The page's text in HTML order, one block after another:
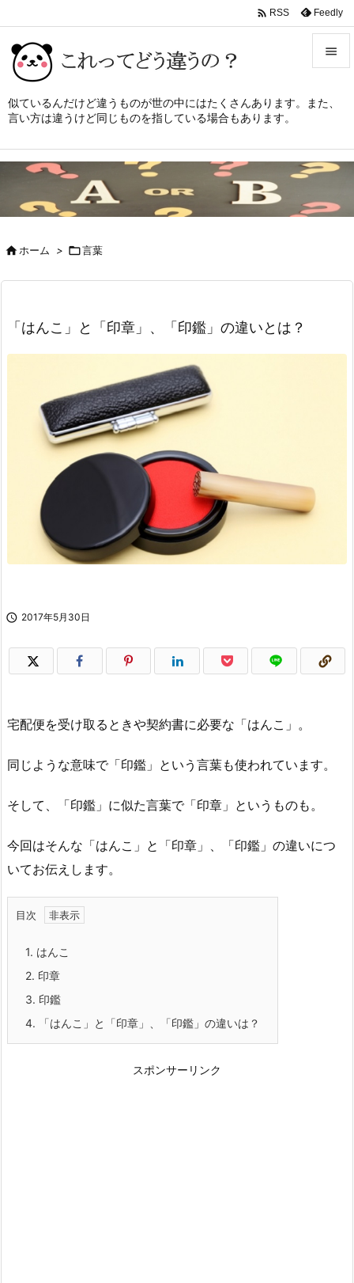
似ているんだけど違うものが世の中にはたくさんあります。また、
言い方は違うけど同じものを指している場合もあります。

メニュ


 RSS Feedly
ホーム > 言葉
「はんこ」と「印章」、「印鑑」の違いとは？
 2017年5月30日
宅配便を受け取るときや契約書に必要な「はんこ」。
同じような意味で「印鑑」という言葉も使われています。
そして、「印鑑」に似た言葉で「印章」というものも。
今回はそんな「はんこ」と「印章」、「印鑑」の違いにつ
いてお伝えします。
目次
1. はんこ
2. 印章
3. 印鑑
4. 「はんこ」と「印章」、「印鑑」の違いは？
スポンサーリンク